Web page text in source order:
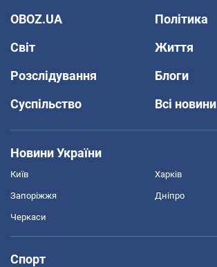
OBOZ.UA
Політика
Світ
Життя
Розслідування
Блоги
Суспільство
Всі новини
Новини України
Київ Харків
Запоріжжя Дніпро
Черкаси
Спорт